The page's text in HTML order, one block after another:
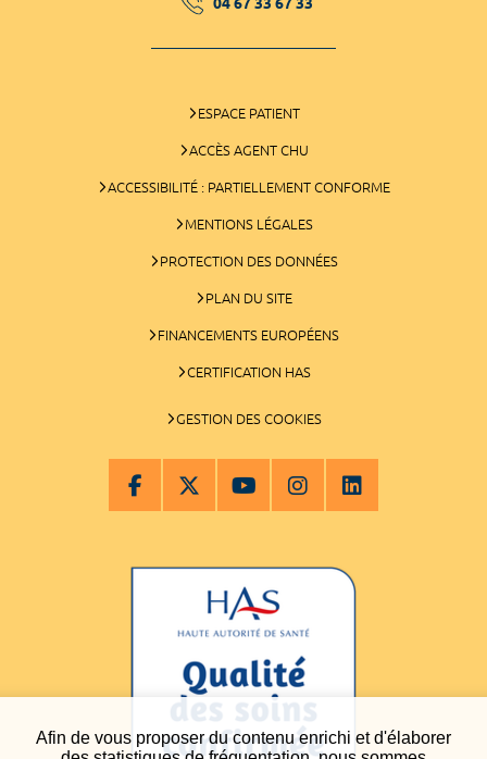
Afin de vous proposer du contenu enrichi et d'élaborer
ESPACE PATIENT
ACCÈS AGENT CHU
ACCESSIBILITÉ : PARTIELLEMENT CONFORME
MENTIONS LÉGALES
PROTECTION DES DONNÉES
PLAN DU SITE
FINANCEMENTS EUROPÉENS
CERTIFICATION HAS
GESTION DES COOKIES